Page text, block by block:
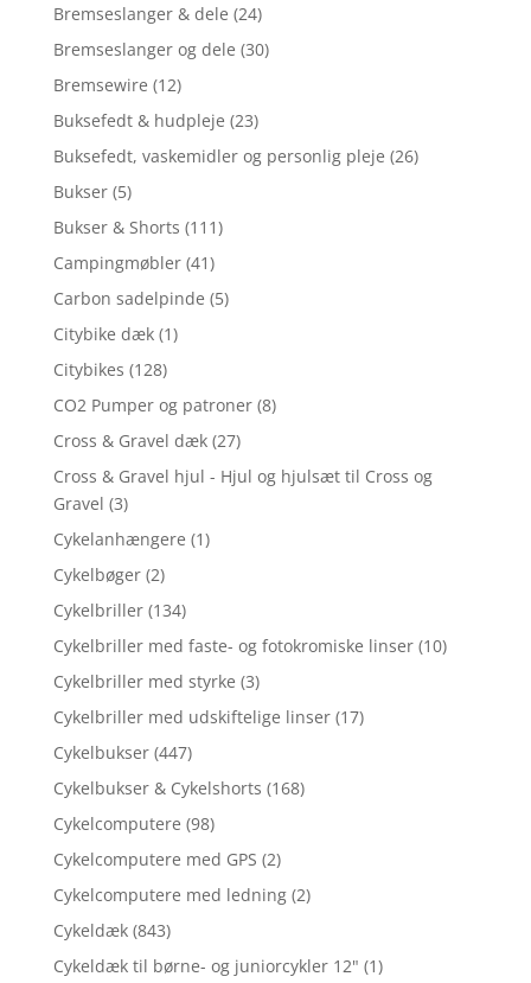
Bremseslanger & dele (24)
Bremseslanger og dele (30)
Bremsewire (12)
Buksefedt & hudpleje (23)
Buksefedt, vaskemidler og personlig pleje (26)
Bukser (5)
Bukser & Shorts (111)
Campingmøbler (41)
Carbon sadelpinde (5)
Citybike dæk (1)
Citybikes (128)
CO2 Pumper og patroner (8)
Cross & Gravel dæk (27)
Cross & Gravel hjul - Hjul og hjulsæt til Cross og
Gravel (3)
Cykelanhængere (1)
Cykelbøger (2)
Cykelbriller (134)
Cykelbriller med faste- og fotokromiske linser (10)
Cykelbriller med styrke (3)
Cykelbriller med udskiftelige linser (17)
Cykelbukser (447)
Cykelbukser & Cykelshorts (168)
Cykelcomputere (98)
Cykelcomputere med GPS (2)
Cykelcomputere med ledning (2)
Cykeldæk (843)
Cykeldæk til børne- og juniorcykler 12" (1)